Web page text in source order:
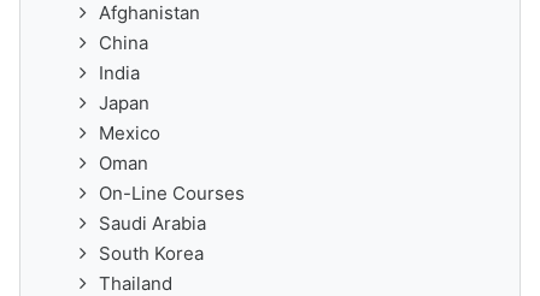
Afghanistan
China
India
Japan
Mexico
Oman
On-Line Courses
Saudi Arabia
South Korea
Thailand